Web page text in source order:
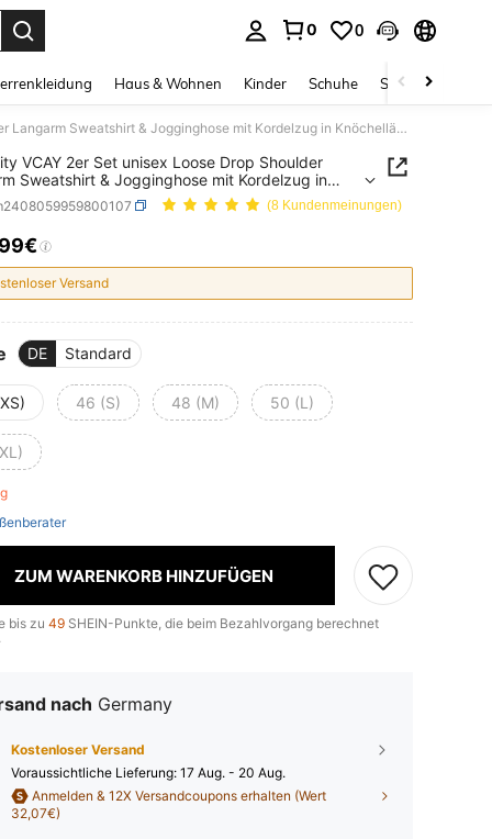
0 0
Haus & Wohnen Kinder Schuhe Schmuck &
Manfinity VCAY 2er Set unisex Loose Drop Shoulder Langarm Sweatshirt & Jogginghose mit Kordelzug in Knöchellänge, für Herbst Winter, für Weihnachten
VCAY 2er Set unisex Loose Drop Shoulder
Sweatshirt & Jogginghose mit Kordelzug in
für Herbst Winter, für Weihnachten(8 Kundenmeinungen)
AND AVAILABILITY
Versand
DE Standard
46 (S) 48 (M) 50 (L)
ZUM WARENKORB HINZUFÜGEN
bis zu 49 SHEIN-Punkte, die beim Bezahlvorgang berechnet
nach Germany
Kostenloser Versand
Voraussichtliche Lieferung: 17 Aug. - 20 Aug.
Anmelden & 12X Versandcoupons erhalten (Wert
32,07€)